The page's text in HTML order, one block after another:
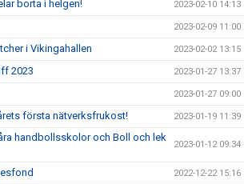
borta i helgen! 2023-02-10 14:13
2023-02-09 11:00
i Vikingahallen 2023-02-02 13:15
2023 2023-01-27 13:37
2023-01-27 09:00
första nätverksfrukost! 2023-01-19 11:39
handbollsskolor och Boll och lek
2023-01-12 09:34
2022-12-22 15:16